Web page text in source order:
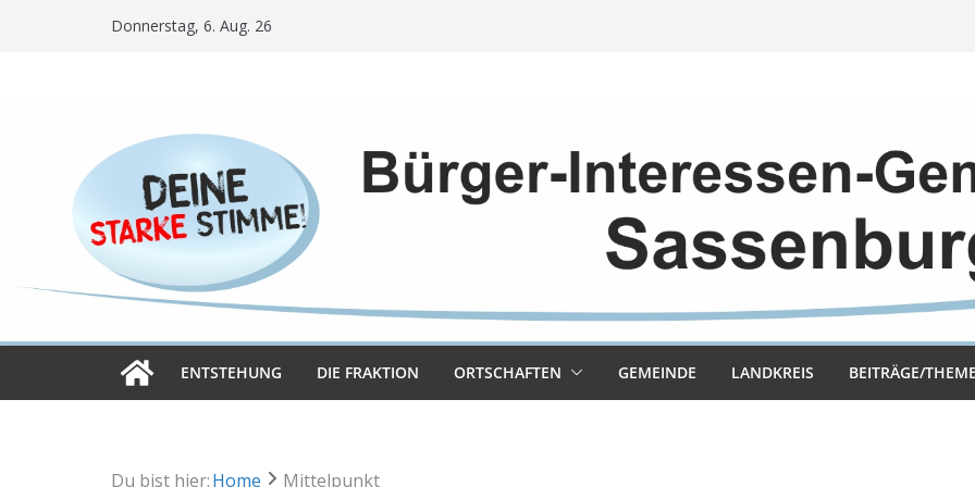
Donnerstag, 6. Aug. 26
ENT­STE­HUNG DIE FRAK­TION ORT­SCHAF­TEN GEMEINDE LAND­KREIS BEITRÄGE/
Du bist hier:Home Mittelpunkt